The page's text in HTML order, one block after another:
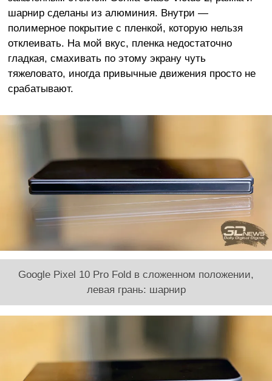
шарнир сделаны из алюминия. Внутри —
полимерное покрытие с пленкой, которую нельзя
отклеивать. На мой вкус, пленка недостаточно
гладкая, смахивать по этому экрану чуть
тяжеловато, иногда привычные движения просто не
срабатывают.
Google Pixel 10 Pro Fold в сложенном положении,
левая грань: шарнир